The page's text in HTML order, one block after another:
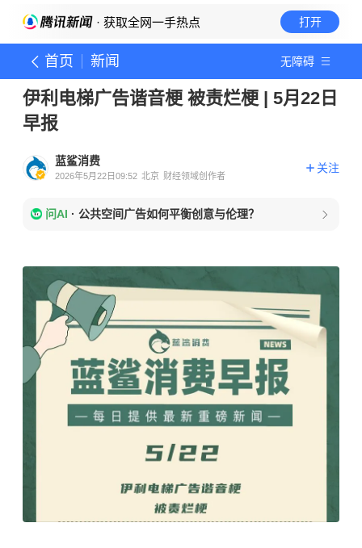
· 获取全网一手热点 打开
首页 新闻 无障碍
伊利电梯广告谐音梗 被责烂梗 | 5月22日
早报
蓝鲨消费
2026年5月22日09:52 北京 财经领域创作者
关注
问AI · 公共空间广告如何平衡创意与伦理？